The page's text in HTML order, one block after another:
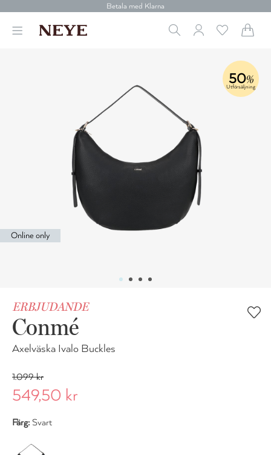
Betala med Klarna
Gratis frakt över 699 kr.
50%
Utförsäljning
Online only
ERBJUDANDE
Conmé
Axelväska Ivalo Buckles
1.099 kr
549,50 kr
Färg: Svart